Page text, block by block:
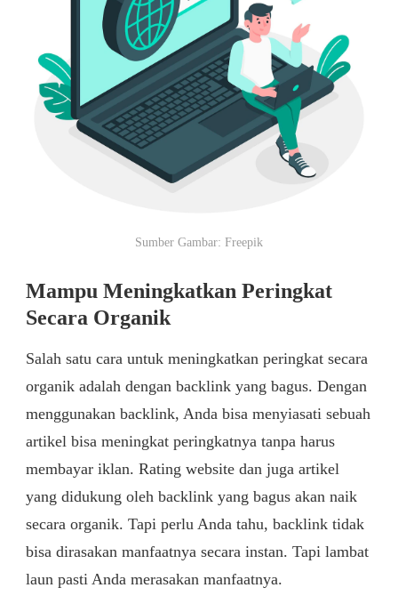
Sumber Gambar: Freepik
Mampu Meningkatkan Peringkat
Secara Organik
Salah satu cara untuk meningkatkan peringkat secara
organik adalah dengan backlink yang bagus. Dengan
menggunakan backlink, Anda bisa menyiasati sebuah
artikel bisa meningkat peringkatnya tanpa harus
membayar iklan. Rating website dan juga artikel
yang didukung oleh backlink yang bagus akan naik
secara organik. Tapi perlu Anda tahu, backlink tidak
bisa dirasakan manfaatnya secara instan. Tapi lambat
laun pasti Anda merasakan manfaatnya.